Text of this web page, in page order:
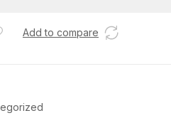
Add to compare